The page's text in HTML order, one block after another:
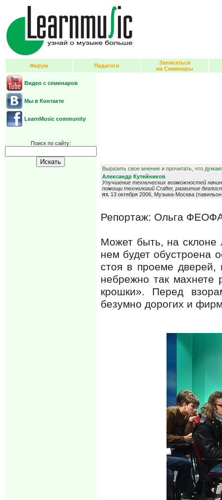
Форум Педагоги
Записаться
на Семинары
Видео с семинаров
Мы в Контакте
LearnMusic community
Поиск по сайту:
Выразить свое мнение и прочитать, что
Александр Кутейников
Улучшение технических возможностей
помощи технологий Crafter, развитие
пт.13 октября 2006, Музыка-Москва
Репортаж: Ольга
Может быть, на склоне
нем будет обустроена
стоя в проеме дверей,
небрежно так махнете
крошки». Перед
безумно дорогих и